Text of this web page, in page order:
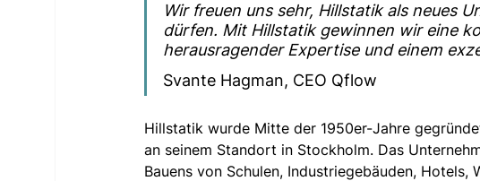
Wir freuen uns sehr, Hillstatik als neues
dürfen. Mit Hillstatik gewinnen wir eine
herausragender Expertise und einem
Svante Hagman, CEO Qflow
Hillstatik wurde Mitte der 1950er-Jahre
an seinem Standort in Stockholm. Das
Bauens von Schulen, Industriegebäuden, Hotels,